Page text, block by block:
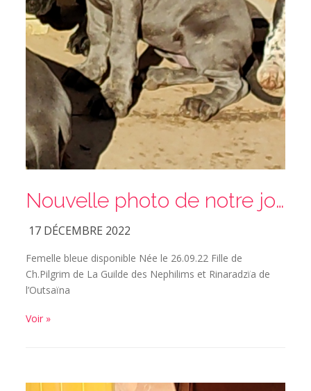
Nouvelle photo de notre jolie femme bleue
17 DÉCEMBRE 2022
Femelle bleue disponible Née le 26.09.22 Fille de
Ch.Pilgrim de La Guilde des Nephilims et Rinaradzïa de
l’Outsaïna
Voir »